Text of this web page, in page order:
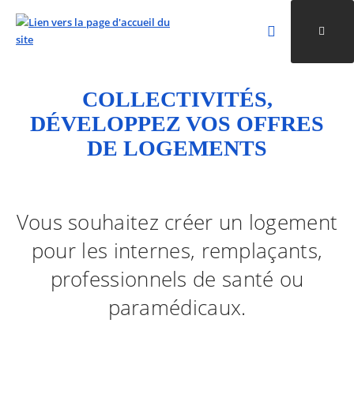
ALLER AU CONTENU
ALLER AU MENU
ALLER À LA RECHERCHE
Rechercher
Valider la
COLLECTIVITÉS,
DÉVELOPPEZ VOS OFFRES
DE LOGEMENTS
Vous souhaitez créer un logement
pour les internes, remplaçants,
professionnels de santé ou
paramédicaux.